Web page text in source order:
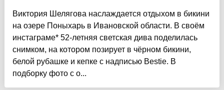
Виктория Шелягова наслаждается отдыхом в бикини
на озере Поныхарь в Ивановской области. В своём
инстаграме* 52-летняя светская дива поделилась
снимком, на котором позирует в чёрном бикини,
белой рубашке и кепке с надписью Bestie. В
подборку фото с о...